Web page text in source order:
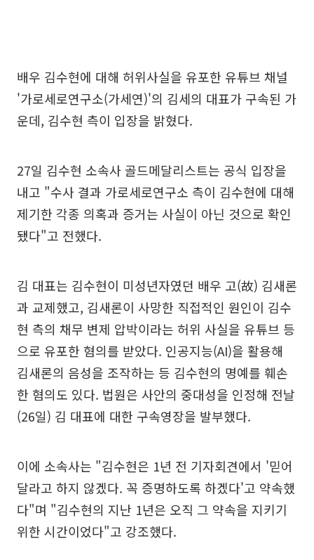
배우 김수현에 대해 허위사실을 유포한 유튜브 채널
'가로세로연구소(가세연)'의 김세의 대표가 구속된 가
운데, 김수현 측이 입장을 밝혔다.
27일 김수현 소속사 골드메달리스트는 공식 입장을
내고 "수사 결과 가로세로연구소 측이 김수현에 대해
제기한 각종 의혹과 증거는 사실이 아닌 것으로 확인
됐다"고 전했다.
김 대표는 김수현이 미성년자였던 배우 고(故) 김새론
과 교제했고, 김새론이 사망한 직접적인 원인이 김수
현 측의 채무 변제 압박이라는 허위 사실을 유튜브 등
으로 유포한 혐의를 받았다. 인공지능(AI)을 활용해
김새론의 음성을 조작하는 등 김수현의 명예를 훼손
한 혐의도 있다. 법원은 사안의 중대성을 인정해 전날
(26일) 김 대표에 대한 구속영장을 발부했다.
이에 소속사는 "김수현은 1년 전 기자회견에서 '믿어
달라고 하지 않겠다. 꼭 증명하도록 하겠다'고 약속했
다"며 "김수현의 지난 1년은 오직 그 약속을 지키기
위한 시간이었다"고 강조했다.